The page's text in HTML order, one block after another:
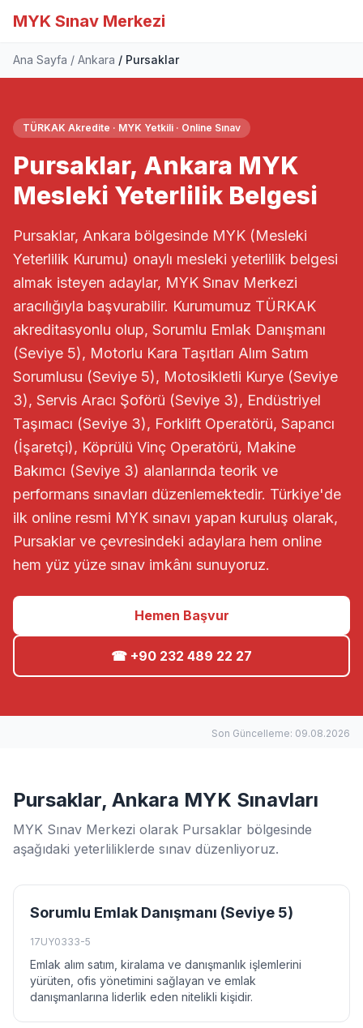
MYK Sınav Merkezi
Ana Sayfa Ankara Pursaklar
TÜRKAK Akredite · MYK Yetkili · Online Sınav
Pursaklar, Ankara MYK
Mesleki Yeterlilik Belgesi
Pursaklar, Ankara bölgesinde MYK (Mesleki
Yeterlilik Kurumu) onaylı mesleki yeterlilik belgesi
almak isteyen adaylar, MYK Sınav Merkezi
aracılığıyla başvurabilir. Kurumumuz TÜRKAK
akreditasyonlu olup, Sorumlu Emlak Danışmanı
(Seviye 5), Motorlu Kara Taşıtları Alım Satım
Sorumlusu (Seviye 5), Motosikletli Kurye (Seviye
3), Servis Aracı Şoförü (Seviye 3), Endüstriyel
Taşımacı (Seviye 3), Forklift Operatörü, Sapancı
(İşaretçi), Köprülü Vinç Operatörü, Makine
Bakımcı (Seviye 3) alanlarında teorik ve
performans sınavları düzenlemektedir. Türkiye'de
ilk online resmi MYK sınavı yapan kuruluş olarak,
Pursaklar ve çevresindeki adaylara hem online
hem yüz yüze sınav imkânı sunuyoruz.
Hemen Başvur
☎ +90 232 489 22 27
Son Güncelleme: 09.08.2026
Pursaklar, Ankara MYK Sınavları
MYK Sınav Merkezi olarak Pursaklar bölgesinde
aşağıdaki yeterliliklerde sınav düzenliyoruz.
Sorumlu Emlak Danışmanı (Seviye 5)
17UY0333-5
Emlak alım satım, kiralama ve danışmanlık işlemlerini
yürüten, ofis yönetimini sağlayan ve emlak
danışmanlarına liderlik eden nitelikli kişidir.